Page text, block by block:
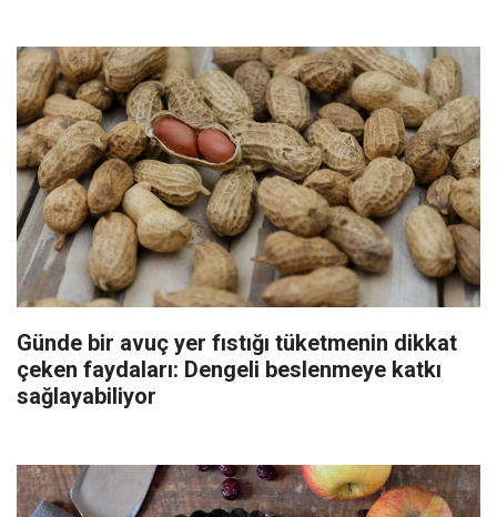
Günde bir avuç yer fıstığı tüketmenin dikkat
çeken faydaları: Dengeli beslenmeye katkı
sağlayabiliyor